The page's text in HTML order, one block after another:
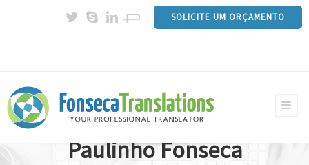
SOLICITE UM ORÇAMENTO
Paulinho Fonseca